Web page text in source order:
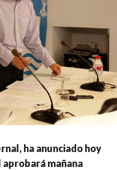
ha anunciado hoy
mañana